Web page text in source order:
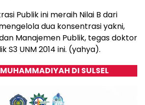
Publik ini meraih Nilai B dari
dua konsentrasi yakni,
Manajemen Publik, tegas doktor
S3 UNM 2014 ini. (yahya).
DI SULSEL